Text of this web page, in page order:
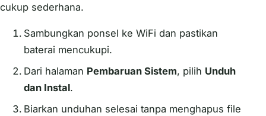
cukup sederhana.
Sambungkan ponsel ke WiFi dan pastikan
baterai mencukupi.
Dari halaman Pembaruan Sistem, pilih Unduh
dan Instal.
Biarkan unduhan selesai tanpa menghapus file